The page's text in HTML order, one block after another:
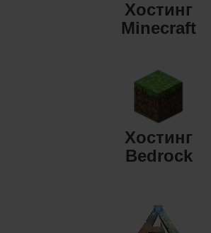
Хостинг
Minecraft
Хостинг
Bedrock